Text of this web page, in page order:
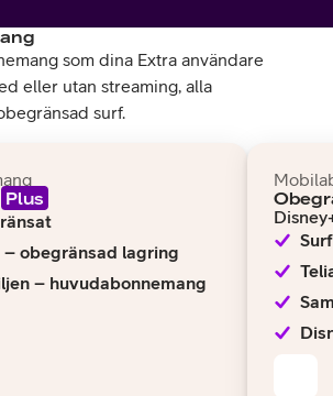
som dina Extra användare
eller utan streaming, alla
surf.
Plus
– obegränsad lagring
– huvudabonnemang